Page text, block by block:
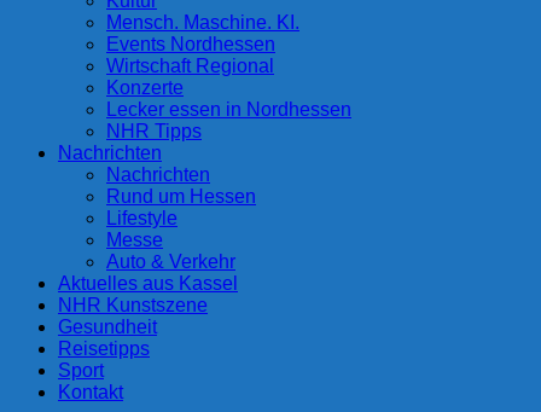
Mensch. Maschine. KI.
Events Nordhessen
Wirtschaft Regional
Konzerte
Lecker essen in Nordhessen
NHR Tipps
Nachrichten
Nachrichten
Rund um Hessen
Lifestyle
Messe
Auto & Verkehr
Aktuelles aus Kassel
NHR Kunstszene
Gesundheit
Reisetipps
Sport
Kontakt